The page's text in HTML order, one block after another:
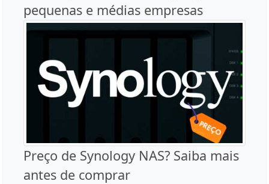
pequenas e médias empresas
Preço de Synology NAS? Saiba mais
antes de comprar